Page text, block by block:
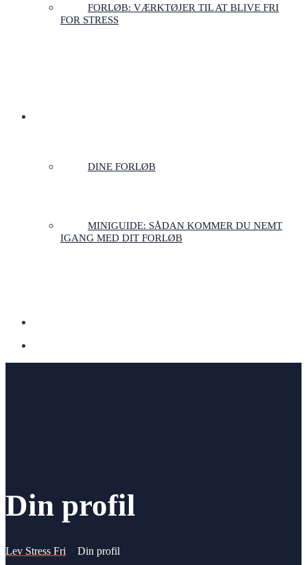
FORLØB: VÆRKTØJER TIL AT BLIVE FRI
FOR STRESS
DINE FORLØB
MINIGUIDE: SÅDAN KOMMER DU NEMT
IGANG MED DIT FORLØB
Din profil
Lev Stress Fri > Din profil